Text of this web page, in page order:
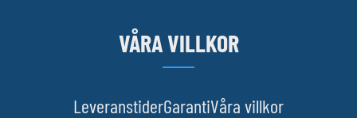
VÅRA VILLKOR
LeveranstiderGarantiVåra villkor